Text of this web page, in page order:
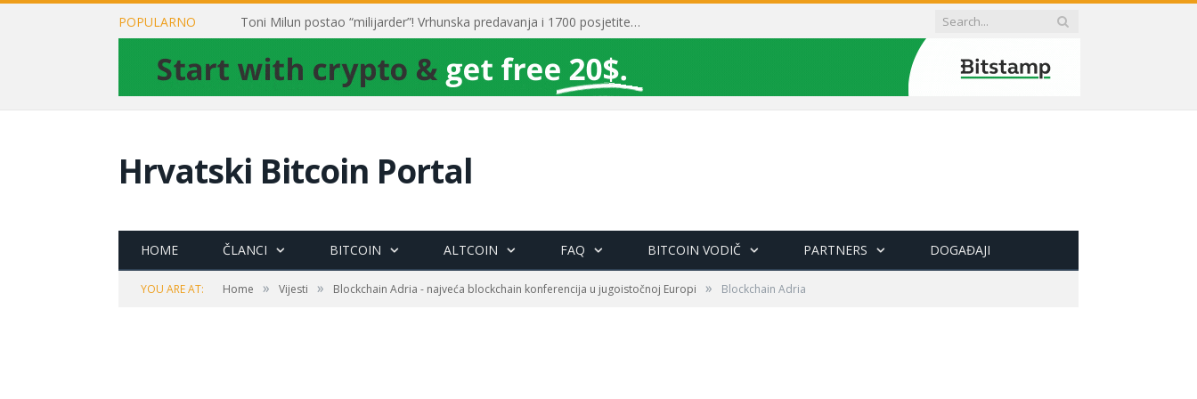
POPULARNO Toni Milun postao “milijarder”! Vrhunska predavanja i 1700 posjetitelja obilježili su mjesec financijske pismenosti
Hrvatski Bitcoin Portal
HOME ČLANCI BITCOIN ALTCOIN FAQ BITCOIN VODIČ PARTNERS DOGAĐAJI
YOU ARE AT: Home » Vijesti » Blockchain Adria - najveća blockchain konferencija u jugoistočnoj Europi » Blockchain Adria